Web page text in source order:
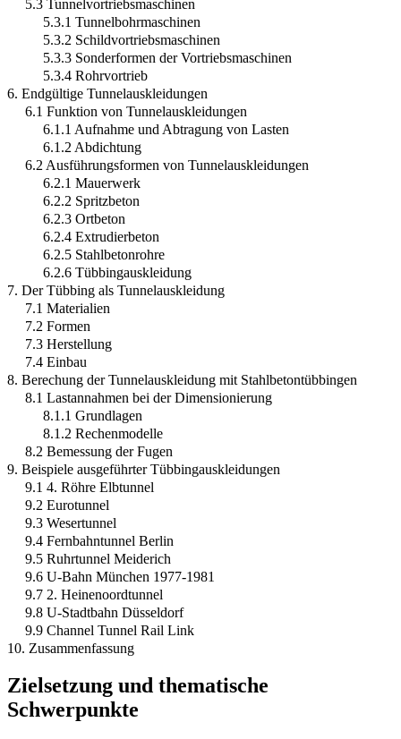
5.3 Tunnelvortriebsmaschinen
5.3.1 Tunnelbohrmaschinen
5.3.2 Schildvortriebsmaschinen
5.3.3 Sonderformen der Vortriebsmaschinen
5.3.4 Rohrvortrieb
6. Endgültige Tunnelauskleidungen
6.1 Funktion von Tunnelauskleidungen
6.1.1 Aufnahme und Abtragung von Lasten
6.1.2 Abdichtung
6.2 Ausführungsformen von Tunnelauskleidungen
6.2.1 Mauerwerk
6.2.2 Spritzbeton
6.2.3 Ortbeton
6.2.4 Extrudierbeton
6.2.5 Stahlbetonrohre
6.2.6 Tübbingauskleidung
7. Der Tübbing als Tunnelauskleidung
7.1 Materialien
7.2 Formen
7.3 Herstellung
7.4 Einbau
8. Berechung der Tunnelauskleidung mit Stahlbetontübbingen
8.1 Lastannahmen bei der Dimensionierung
8.1.1 Grundlagen
8.1.2 Rechenmodelle
8.2 Bemessung der Fugen
9. Beispiele ausgeführter Tübbingauskleidungen
9.1 4. Röhre Elbtunnel
9.2 Eurotunnel
9.3 Wesertunnel
9.4 Fernbahntunnel Berlin
9.5 Ruhrtunnel Meiderich
9.6 U-Bahn München 1977-1981
9.7 2. Heinenoordtunnel
9.8 U-Stadtbahn Düsseldorf
9.9 Channel Tunnel Rail Link
10. Zusammenfassung
Zielsetzung und thematische
Schwerpunkte